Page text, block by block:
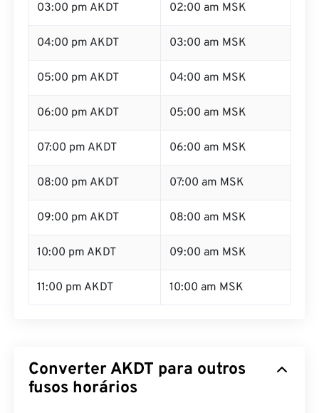
03:00 pm AKDT 02:00 am MSK
04:00 pm AKDT 03:00 am MSK
05:00 pm AKDT 04:00 am MSK
06:00 pm AKDT 05:00 am MSK
07:00 pm AKDT 06:00 am MSK
08:00 pm AKDT 07:00 am MSK
09:00 pm AKDT 08:00 am MSK
10:00 pm AKDT 09:00 am MSK
11:00 pm AKDT 10:00 am MSK
Converter AKDT para outros
fusos horários